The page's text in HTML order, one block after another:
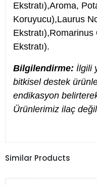
Ekstratı),Aroma,
Koruyucu),Laurus
Ekstratı).
Bilgilendirme: İlgili
bitkisel destek
endikasyon
Ürünlerimiz ilaç
Similar Products